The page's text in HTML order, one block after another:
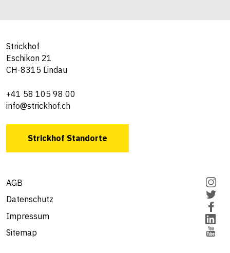
Strickhof
Eschikon 21
CH-8315 Lindau
+41 58 105 98 00
info@strickhof.ch
Strickhof Standorte
AGB
Datenschutz
Impressum
Sitemap